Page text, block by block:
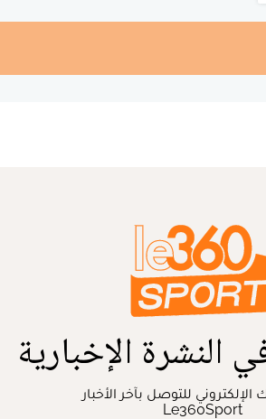
النشرة الإخبارية
الإلكتروني للتوصل بآخر الأخبار
Le360Sport